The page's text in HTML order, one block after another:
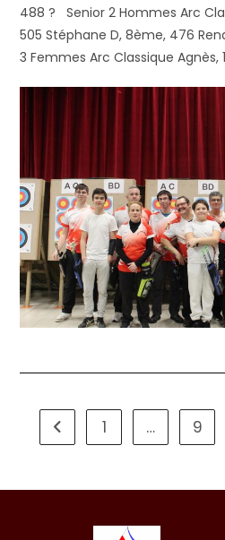
488 ? Senior 2 Hommes Arc
505 Stéphane D, 8ème, 476
3 Femmes Arc Classique Agnès,
Go to the previous page
1 … 9